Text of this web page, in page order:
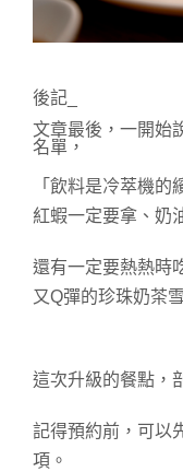
後記_
文章最後，一開始
名單，
「飲料是冷萃機的
紅蝦一定要拿、 奶
還有一定要熱熱時
又Q彈的珍珠奶茶
這次升級的餐點，
記得預約前，可以
項。